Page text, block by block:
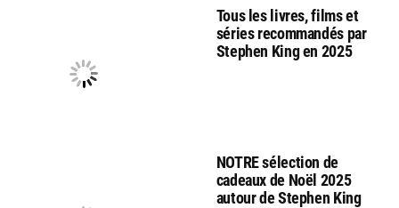
Tous les livres, films et
séries recommandés par
Stephen King en 2025
NOTRE sélection de
cadeaux de Noël 2025
autour de Stephen King